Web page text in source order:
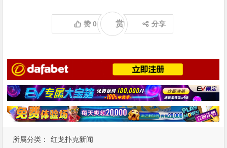
所属分类： 红龙扑克新闻
赞0 赏 分享